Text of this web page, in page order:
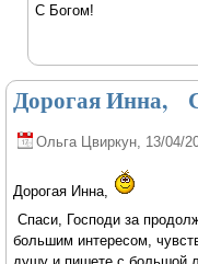
С Богом!
Дорогая Инна,
Ольга Цвиркун , 13/04/
Дорогая Инна,
Спаси, Господи за
большим интересом,